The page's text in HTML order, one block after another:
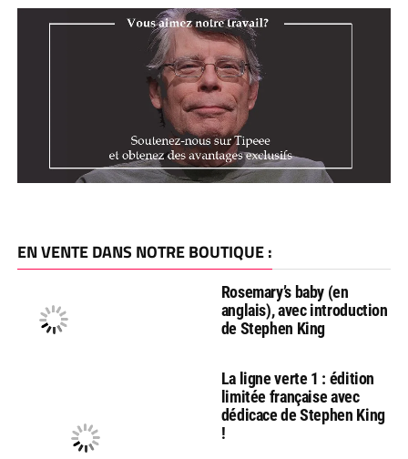
EN VENTE DANS NOTRE BOUTIQUE :
Rosemary’s baby (en
anglais), avec introduction
de Stephen King
La ligne verte 1 : édition
limitée française avec
dédicace de Stephen King
!